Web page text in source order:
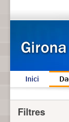
Inici
Filtres